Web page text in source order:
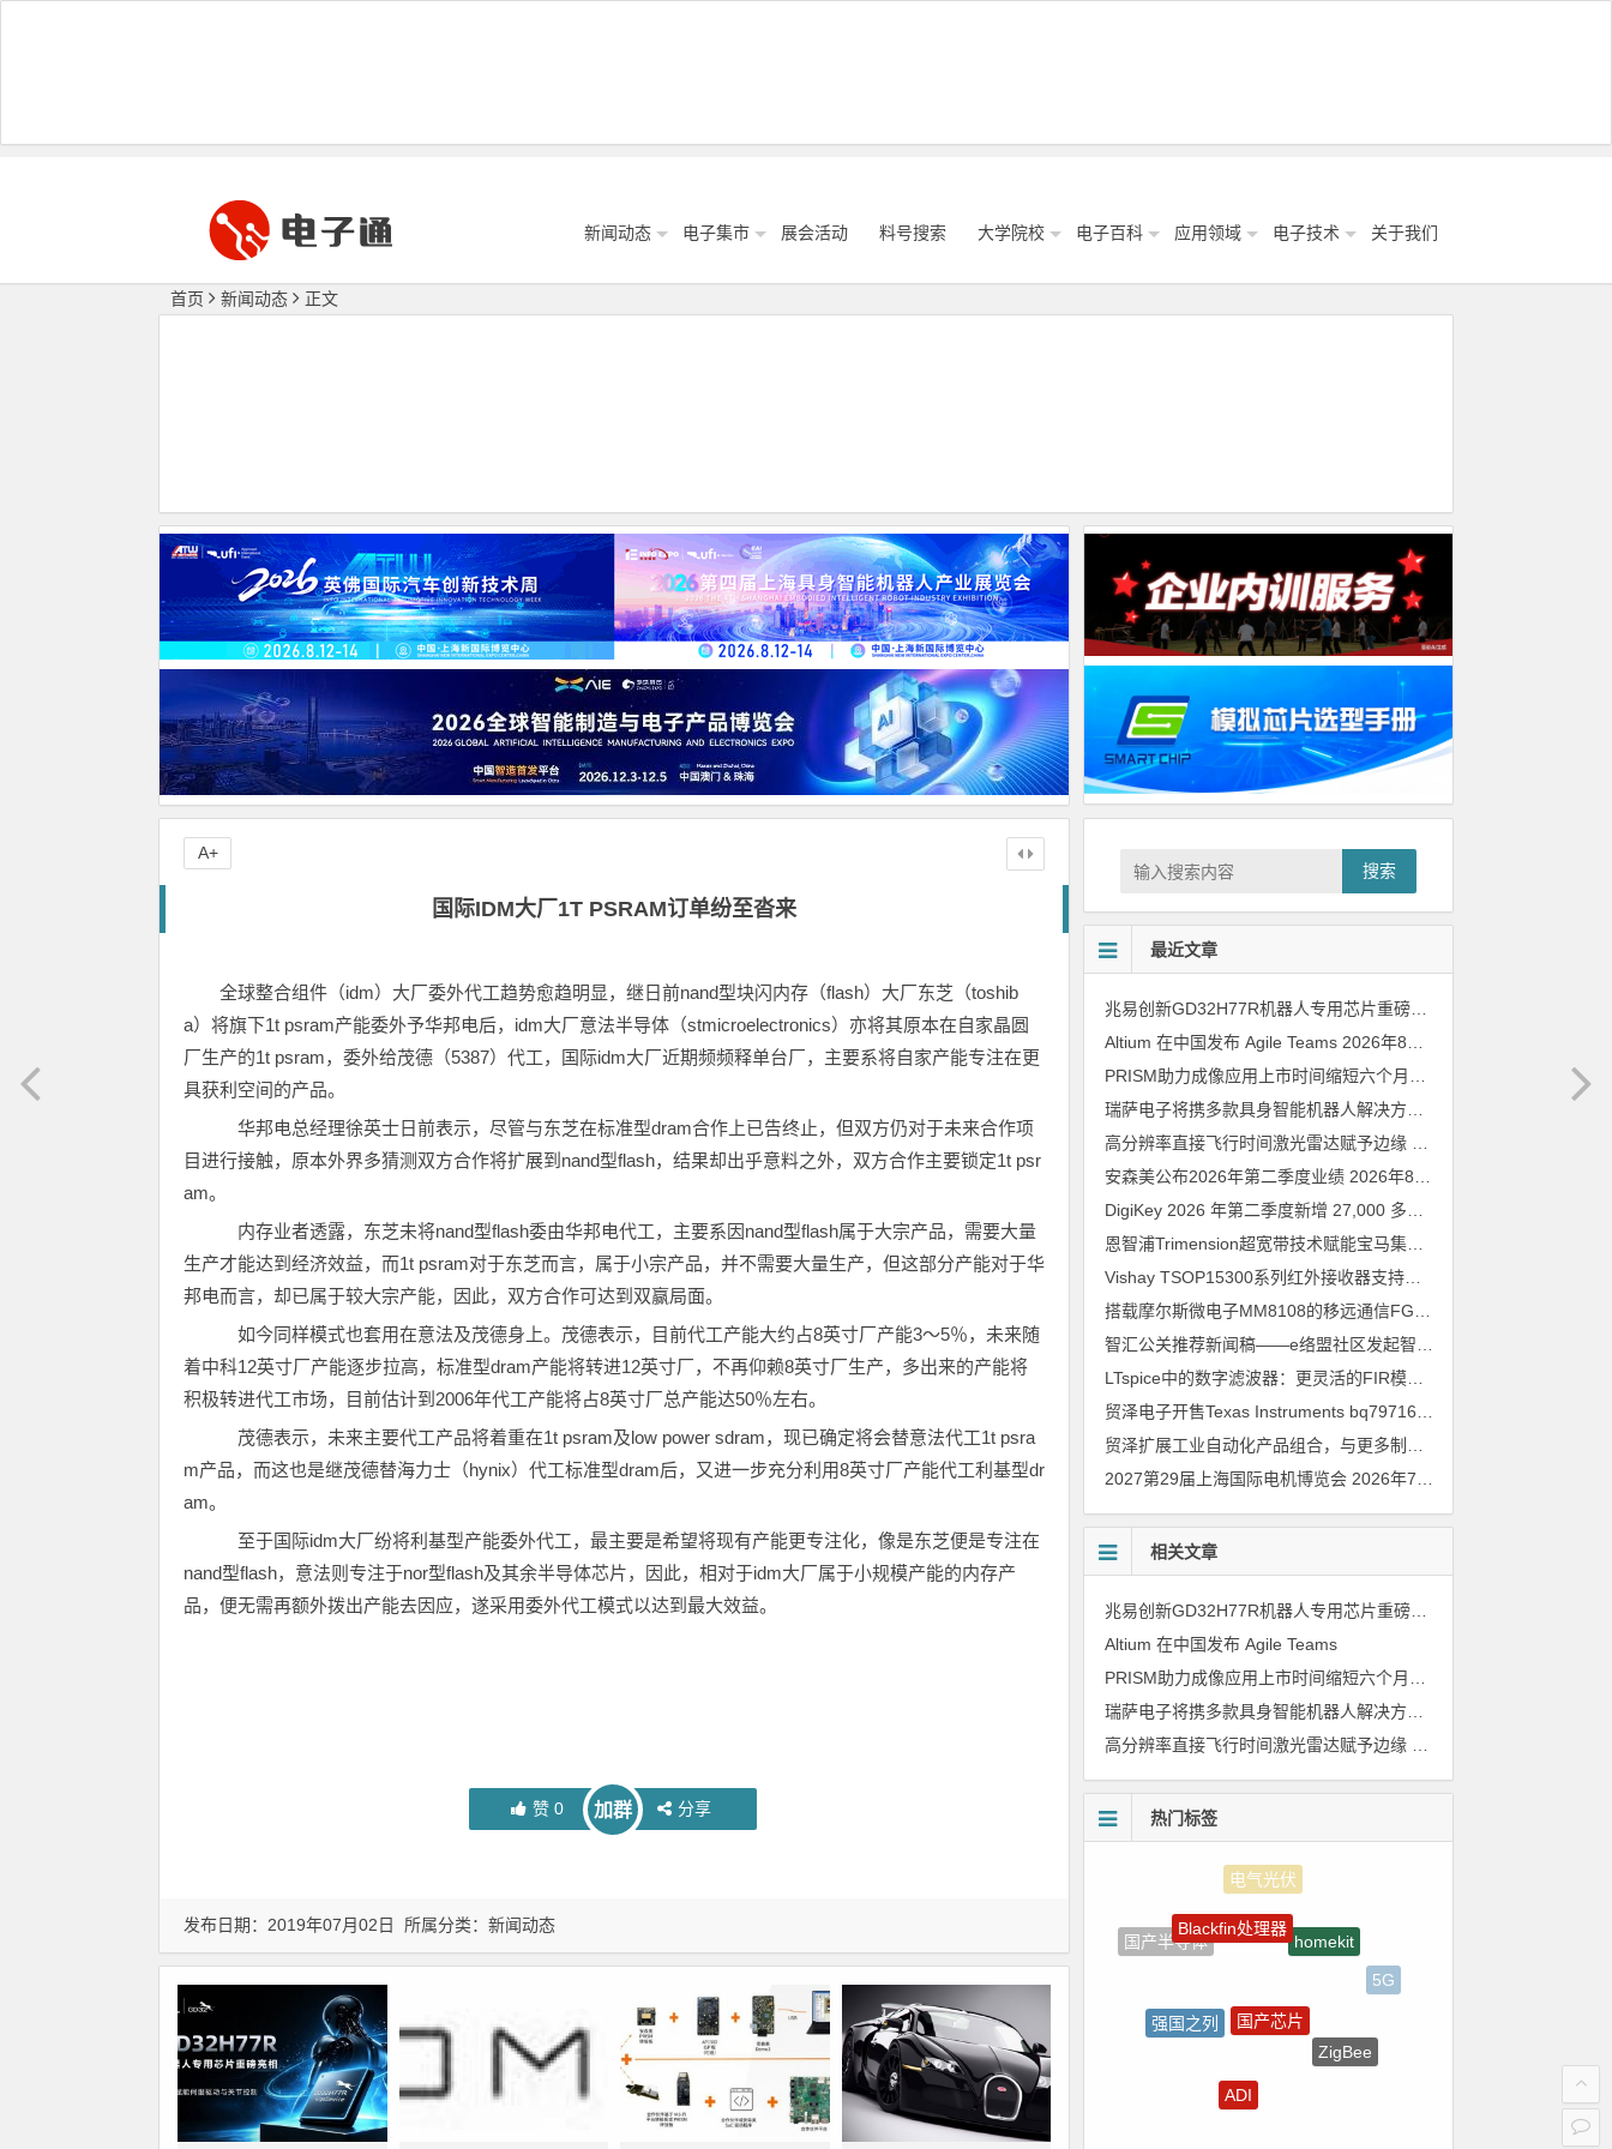
新闻动态 电子集市 展会活动 料号搜索 大学院校 电子百科 应用领域 电子技术 关于我们
首页 新闻动态 正文
国际IDM大厂1T PSRAM订单纷至沓来
全球整合组件（idm）大厂委外代工趋势愈趋明显，继日前nand型块闪内存（flash）大厂东芝（toshib
a）将旗下1t psram产能委外予华邦电后，idm大厂意法半导体（stmicroelectronics）亦将其原本在自家晶圆
厂生产的1t psram，委外给茂德（5387）代工，国际idm大厂近期频频释单台厂，主要系将自家产能专注在更
具获利空间的产品。
华邦电总经理徐英士日前表示，尽管与东芝在标准型dram合作上已告终止，但双方仍对于未来合作项
目进行接触，原本外界多猜测双方合作将扩展到nand型flash，结果却出乎意料之外，双方合作主要锁定1t psr
am。
内存业者透露，东芝未将nand型flash委由华邦电代工，主要系因nand型flash属于大宗产品，需要大量
生产才能达到经济效益，而1t psram对于东芝而言，属于小宗产品，并不需要大量生产，但这部分产能对于华
邦电而言，却已属于较大宗产能，因此，双方合作可达到双赢局面。
如今同样模式也套用在意法及茂德身上。茂德表示，目前代工产能大约占8英寸厂产能3～5％，未来随
着中科12英寸厂产能逐步拉高，标准型dram产能将转进12英寸厂，不再仰赖8英寸厂生产，多出来的产能将
积极转进代工市场，目前估计到2006年代工产能将占8英寸厂总产能达50％左右。
茂德表示，未来主要代工产品将着重在1t psram及low power sdram，现已确定将会替意法代工1t psra
m产品，而这也是继茂德替海力士（hynix）代工标准型dram后，又进一步充分利用8英寸厂产能代工利基型dr
am。
至于国际idm大厂纷将利基型产能委外代工，最主要是希望将现有产能更专注化，像是东芝便是专注在
nand型flash，意法则专注于nor型flash及其余半导体芯片，因此，相对于idm大厂属于小规模产能的内存产
品，便无需再额外拨出产能去因应，遂采用委外代工模式以达到最大效益。
赞0 加群 分享
A+
发布日期：2019年07月02日 所属分类： 新闻动态
搜索
最近文章
兆易创新GD32H77R机器人专用芯片重磅亮相，精准赋能伺服驱动与关节控制
Altium 在中国发布 Agile Teams 2026年8月6日
2026
安森美公布2026年第二季度业绩 2026年8月6日
恩智浦Trimension超宽带技术赋能宝马集团Digital Key Plus及生命体存在检测功能
Vishay TSOP15300系列红外接收器支持所有主流遥控代码
LTspice中的数字滤波器：更灵活的FIR模型
2027第29届上海国际电机博览会 2026年7月30日
相关文章
兆易创新GD32H77R机器人专用芯片重磅亮相，精准赋能伺服驱动与关节控制
Altium 在中国发布 Agile Teams
热门标签
国产半导体
5G
传感器信号
ADI